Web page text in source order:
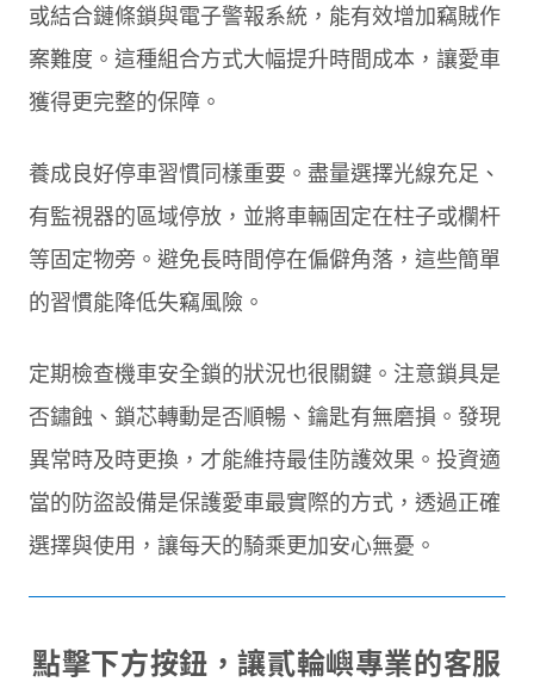
或結合鏈條鎖與電子警報系統，能有效增加竊賊作
案難度。這種組合方式大幅提升時間成本，讓愛車
獲得更完整的保障。
養成良好停車習慣同樣重要。盡量選擇光線充足、
有監視器的區域停放，並將車輛固定在柱子或欄杆
等固定物旁。避免長時間停在偏僻角落，這些簡單
的習慣能降低失竊風險。
定期檢查機車安全鎖的狀況也很關鍵。注意鎖具是
否鏽蝕、鎖芯轉動是否順暢、鑰匙有無磨損。發現
異常時及時更換，才能維持最佳防護效果。投資適
當的防盜設備是保護愛車最實際的方式，透過正確
選擇與使用，讓每天的騎乘更加安心無憂。
點擊下方按鈕，讓貳輪嶼專業的客服